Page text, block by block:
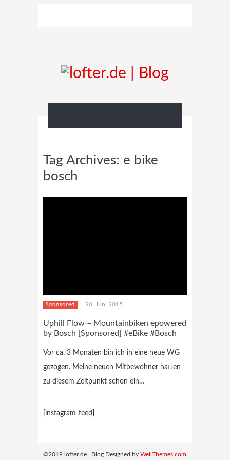
Tag Archives: e bike
bosch
Sponsored 20. Juni 2015
Uphill Flow – Mountainbiken epowered
by Bosch [Sponsored] #eBike #Bosch
Vor ca. 3 Monaten bin ich in eine neue WG
gezogen. Meine neuen Mitbewohner hatten
zu diesem Zeitpunkt schon ein…
[instagram-feed]
©2019 lofter.de | Blog Designed by WellThemes.com